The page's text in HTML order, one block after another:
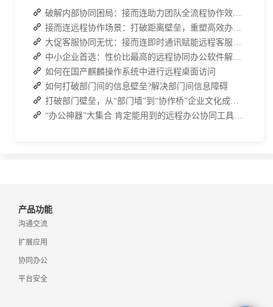
破解内部协同困局：接而连助力团队全流程协作效率翻倍
接而连远程协作场景：打破距离壁垒，重塑高效办公模式
大促客服协同无忧：接而连即时通讯赋能远程客服高效作战
中小企业首选：性价比最高的远程协同办公软件解决方案
如何在国产麒麟操作系统中进行远程桌面访问
如何打破部门间的信息壁垒?解决部门间信息障碍
打破部门壁垒，从“部门墙”到“协作桥”企业文化成功转型
“办公神器”大集合 肯定能用到的远程办公协同工具软件大全
产品功能
沟通交流
扩展应用
协同办公
平台安全